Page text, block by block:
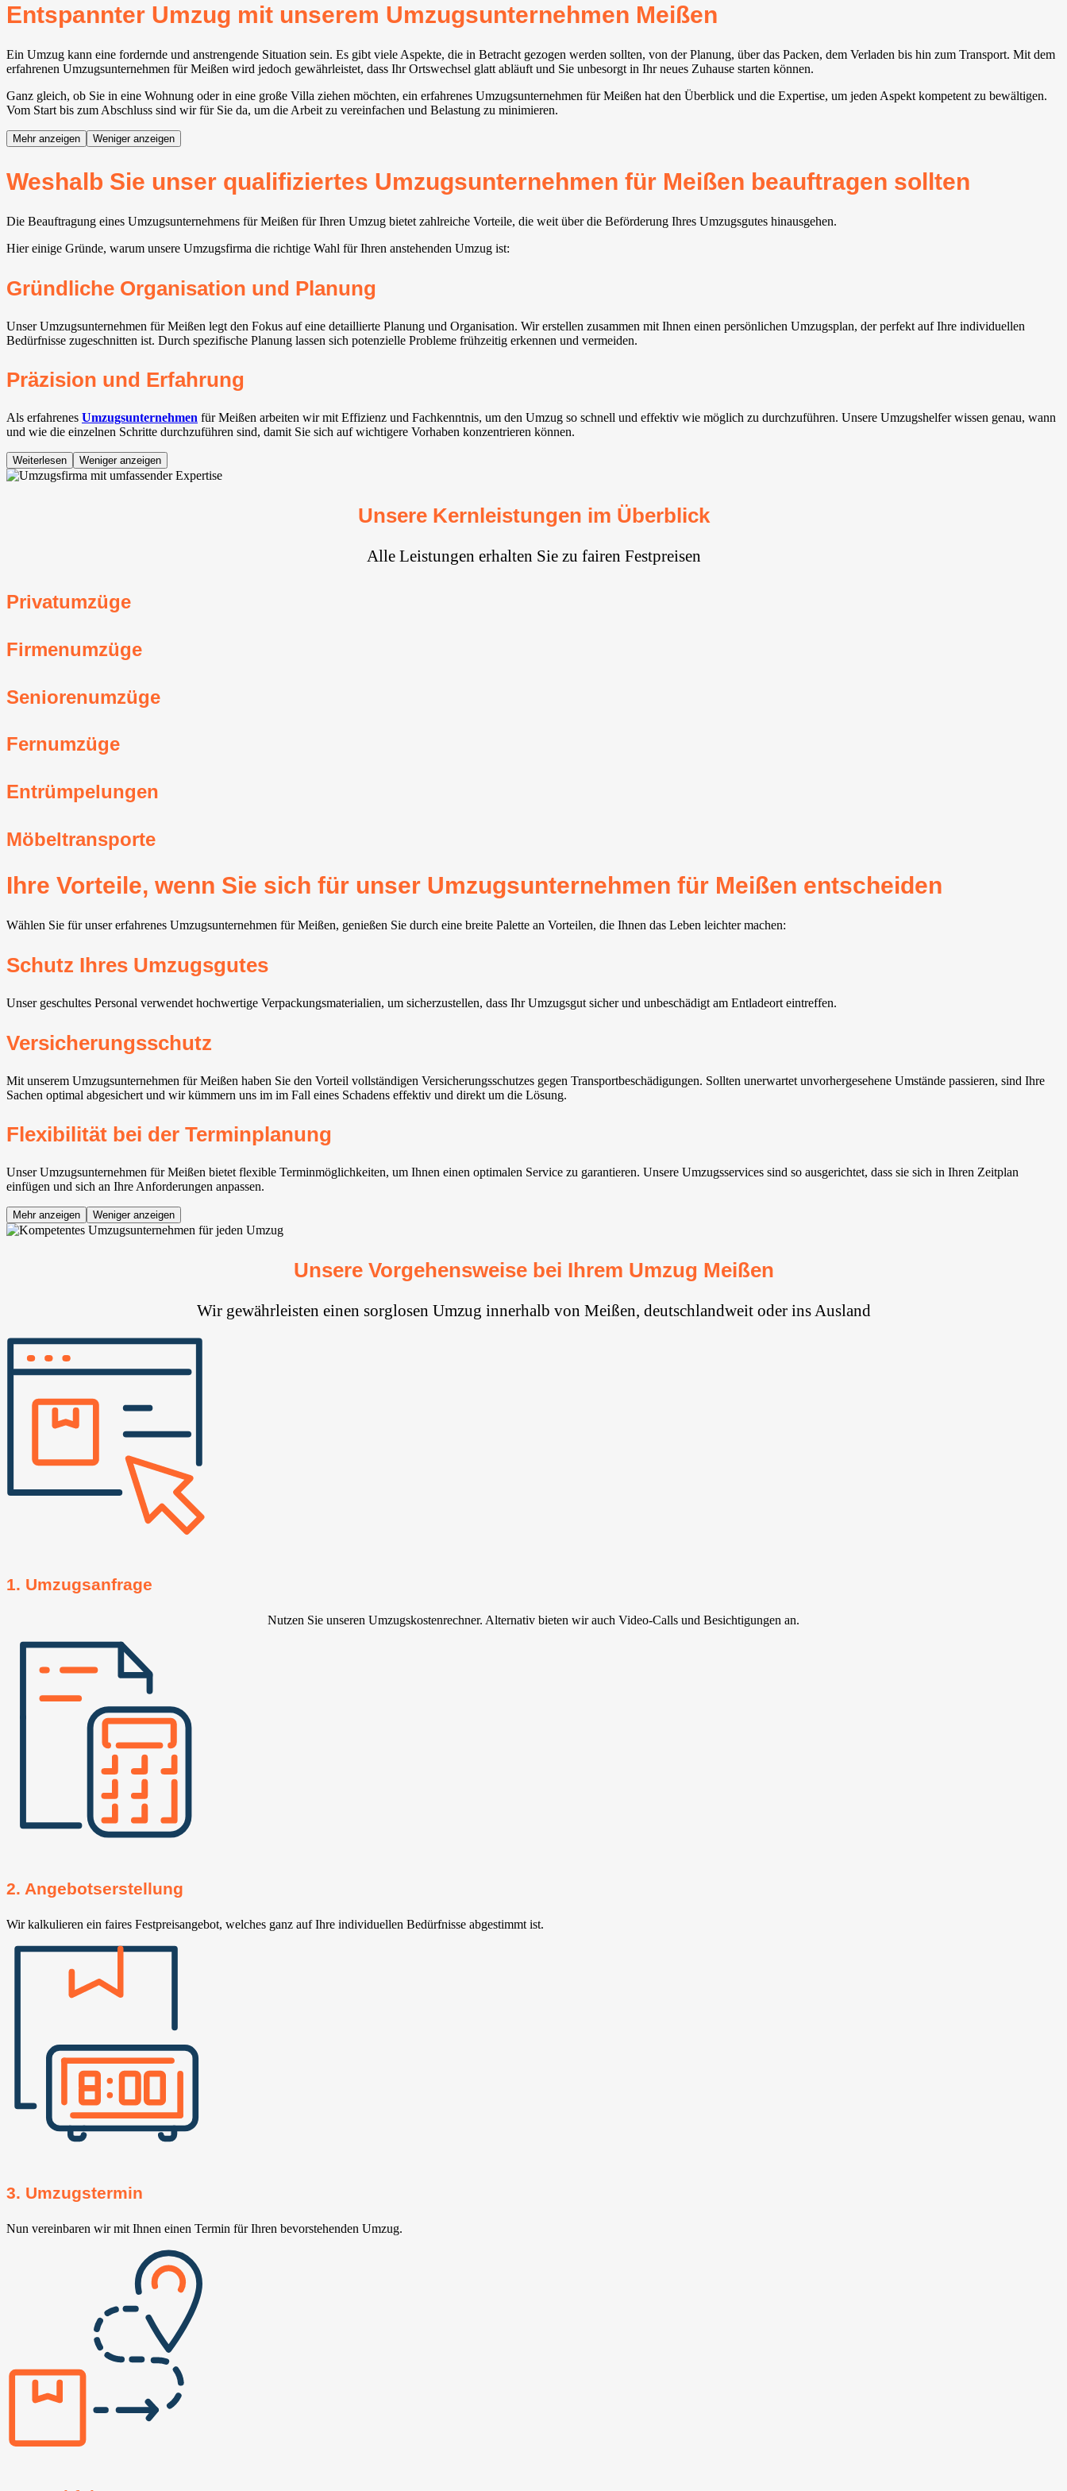
Entspannter Umzug mit unserem Umzugsunternehmen Meißen
Ein Umzug kann eine fordernde und anstrengende Situation sein. Es gibt viele Aspekte, die in Betracht gezogen werden sollten, von der Planung, über das Packen, dem Verladen bis hin zum Transport. Mit dem
erfahrenen Umzugsunternehmen für Meißen wird jedoch gewährleistet, dass Ihr Ortswechsel glatt abläuft und Sie unbesorgt in Ihr neues Zuhause starten können.
Ganz gleich, ob Sie in eine Wohnung oder in eine große Villa ziehen möchten, ein erfahrenes Umzugsunternehmen für Meißen hat den Überblick und die Expertise, um jeden Aspekt kompetent zu bewältigen.
Vom Start bis zum Abschluss sind wir für Sie da, um die Arbeit zu vereinfachen und Belastung zu minimieren.
Mehr anzeigen Weniger anzeigen
Weshalb Sie unser qualifiziertes Umzugsunternehmen für Meißen beauftragen sollten
Die Beauftragung eines Umzugsunternehmens für Meißen für Ihren Umzug bietet zahlreiche Vorteile, die weit über die Beförderung Ihres Umzugsgutes hinausgehen.
Hier einige Gründe, warum unsere Umzugsfirma die richtige Wahl für Ihren anstehenden Umzug ist:
Gründliche Organisation und Planung
Unser Umzugsunternehmen für Meißen legt den Fokus auf eine detaillierte Planung und Organisation. Wir erstellen zusammen mit Ihnen einen persönlichen Umzugsplan, der perfekt auf Ihre individuellen
Bedürfnisse zugeschnitten ist. Durch spezifische Planung lassen sich potenzielle Probleme frühzeitig erkennen und vermeiden.
Präzision und Erfahrung
Als erfahrenes Umzugsunternehmen für Meißen arbeiten wir mit Effizienz und Fachkenntnis, um den Umzug so schnell und effektiv wie möglich zu durchzuführen. Unsere Umzugshelfer wissen genau, wann
und wie die einzelnen Schritte durchzuführen sind, damit Sie sich auf wichtigere Vorhaben konzentrieren können.
Weiterlesen Weniger anzeigen
Unsere Kernleistungen im Überblick
Alle Leistungen erhalten Sie zu fairen Festpreisen
Privatumzüge
Firmenumzüge
Seniorenumzüge
Fernumzüge
Entrümpelungen
Möbeltransporte
Ihre Vorteile, wenn Sie sich für unser Umzugsunternehmen für Meißen entscheiden
Wählen Sie für unser erfahrenes Umzugsunternehmen für Meißen, genießen Sie durch eine breite Palette an Vorteilen, die Ihnen das Leben leichter machen:
Schutz Ihres Umzugsgutes
Unser geschultes Personal verwendet hochwertige Verpackungsmaterialien, um sicherzustellen, dass Ihr Umzugsgut sicher und unbeschädigt am Entladeort eintreffen.
Versicherungsschutz
Mit unserem Umzugsunternehmen für Meißen haben Sie den Vorteil vollständigen Versicherungsschutzes gegen Transportbeschädigungen. Sollten unerwartet unvorhergesehene Umstände passieren, sind Ihre
Sachen optimal abgesichert und wir kümmern uns im im Fall eines Schadens effektiv und direkt um die Lösung.
Flexibilität bei der Terminplanung
Unser Umzugsunternehmen für Meißen bietet flexible Terminmöglichkeiten, um Ihnen einen optimalen Service zu garantieren. Unsere Umzugsservices sind so ausgerichtet, dass sie sich in Ihren Zeitplan
einfügen und sich an Ihre Anforderungen anpassen.
Mehr anzeigen Weniger anzeigen
Unsere Vorgehensweise bei Ihrem Umzug Meißen
Wir gewährleisten einen sorglosen Umzug innerhalb von Meißen, deutschlandweit oder ins Ausland
1. Umzugsanfrage
Nutzen Sie unseren Umzugskostenrechner. Alternativ bieten wir auch Video-Calls und Besichtigungen an.
2. Angebotserstellung
Wir kalkulieren ein faires Festpreisangebot, welches ganz auf Ihre individuellen Bedürfnisse abgestimmt ist.
3. Umzugstermin
Nun vereinbaren wir mit Ihnen einen Termin für Ihren bevorstehenden Umzug.